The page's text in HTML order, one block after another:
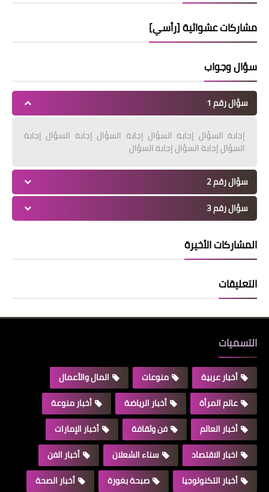
مشاركات عشوائية [رأسي]
سؤال وجواب
سؤال رقم 1
إجابة السؤال إجابة السؤال إجابة السؤال إجابة السؤال إجابة
السؤال إجابة السؤال إجابة السؤال
سؤال رقم 2
سؤال رقم 3
المشاركات الأخيرة
التعليقات
التسميات
أخبار عربية منوعات
المال والأعمال
عالم المرأة
أخبار الرياضة
أخبار منوعة
أخبار العالم
فن وثقافة
أخبار الإمارات
اخبار الاقتصاد
سناء الشعلان
أخبار الفن
أخبار التكنولوجيا
صبحة بغورة
أخبار الصحة